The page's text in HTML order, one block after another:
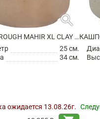
search
КАШПО ROUGH MAHIR XL CLAY WASHED
25 см.
34 см.
ожидается 13.08.26г.